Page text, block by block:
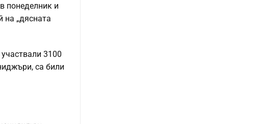
понеделник и
на „дясната
3100
са били